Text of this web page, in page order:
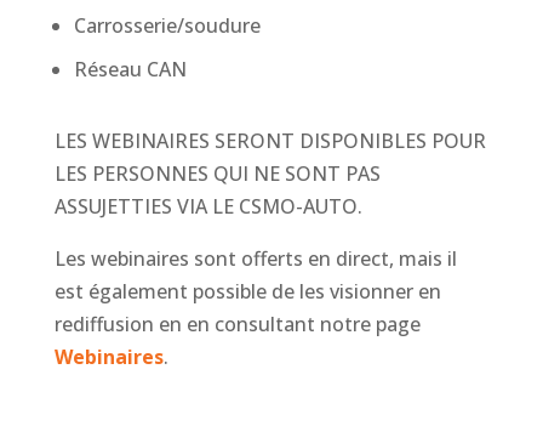
Carrosserie/soudure
Réseau CAN
LES WEBINAIRES SERONT DISPONIBLES POUR
LES PERSONNES QUI NE SONT PAS
ASSUJETTIES VIA LE CSMO-AUTO.
Les webinaires sont offerts en direct, mais il
est également possible de les visionner en
rediffusion en en consultant notre page
Webinaires.